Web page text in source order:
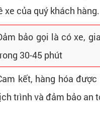
xe của quý khách hàng.
bảo gọi là có xe,
30-45 phút
kết, hàng hóa
trình và đảm bảo an